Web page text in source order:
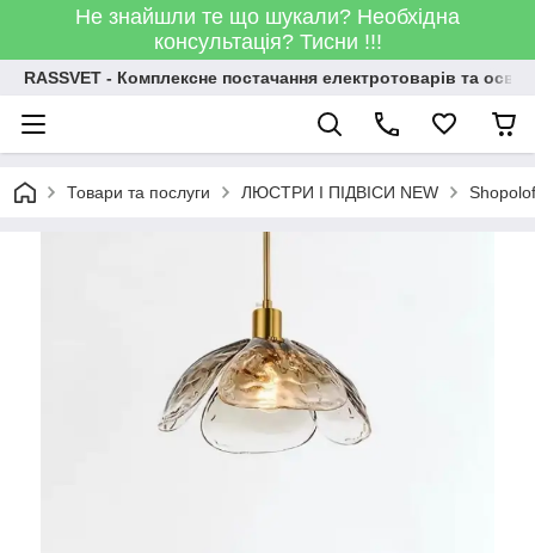
Не знайшли те що шукали? Необхідна
консультація? Тисни !!!
RASSVET - Комплексне постачання електротоварів та
Товари та послуги ЛЮСТРИ І ПІДВІСИ NEW